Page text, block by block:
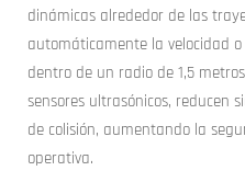
dinámicas alrededor de las
automáticamente la velocidad
dentro de un radio de 1,5
sensores ultrasónicos, reducen
de colisión, aumentando la
operativa.